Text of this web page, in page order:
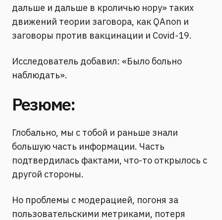
дальше и дальше в кроличью нору» таких
движений теории заговора, как QAnon и
заговоры против вакцинации и Covid-19.
Исследователь добавил: «Было больно
наблюдать».
Резюме:
Глобально, мы с тобой и раньше знали
большую часть информации. Часть
подтвердилась фактами, что-то открылось с
другой стороны.
Но проблемы с модерацией, погоня за
пользовательскими метриками, потеря